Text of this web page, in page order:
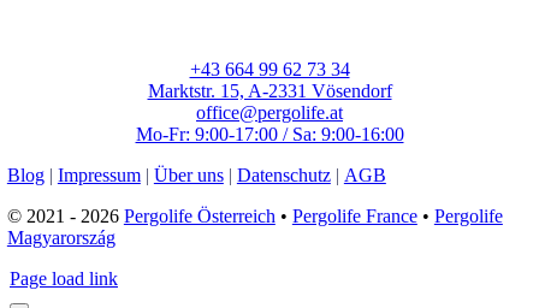
+43 664 99 62 73 34
Marktstr. 15, A-2331 Vösendorf
office@pergolife.at
Mo-Fr: 9:00-17:00 / Sa: 9:00-16:00
Blog | Impressum | Über uns | Datenschutz | AGB
© 2021 - 2026 Pergolife Österreich • Pergolife France• Pergolife
Magyarország
Page load link